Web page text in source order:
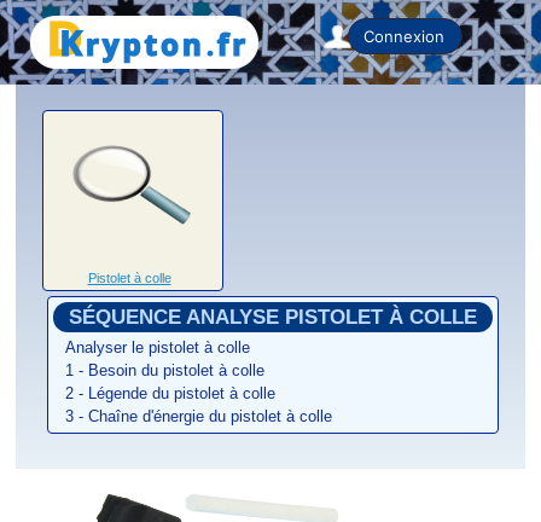
Home
Connexion
Pistolet à colle
SÉQUENCE ANALYSE PISTOLET À COLLE
Analyser le pistolet à colle
1 - Besoin du pistolet à colle
2 - Légende du pistolet à colle
3 - Chaîne d'énergie du pistolet à colle